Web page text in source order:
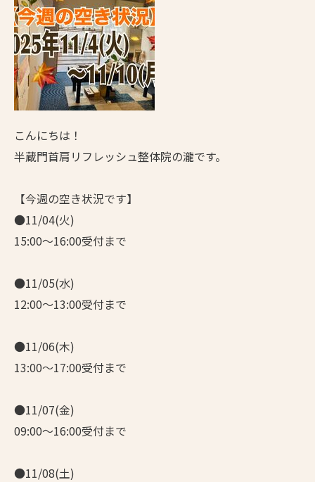
こんにちは！
半蔵門首肩リフレッシュ整体院の瀧です。
【今週の空き状況です】
●11/04(火)
15:00～16:00受付まで
●11/05(水)
12:00～13:00受付まで
●11/06(木)
13:00～17:00受付まで
●11/07(金)
09:00～16:00受付まで
●11/08(土)